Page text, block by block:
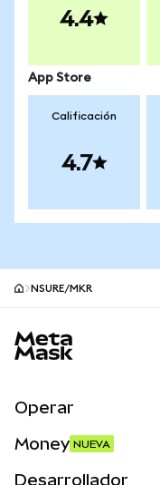
4.4
App Store
Calificación
4.7
NSURE/MKR
Operar
Money NUEVA
Desarrollador